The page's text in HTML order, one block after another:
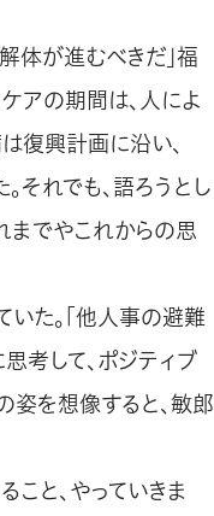
体が進むべきだ」福
アの期間は、人によ
は復興計画に沿い、
それでも、語ろうとし
までやこれからの思
た。「他人事の避難
考して、ポジティブ
姿を想像すると、敏郎
こと、やっていきま